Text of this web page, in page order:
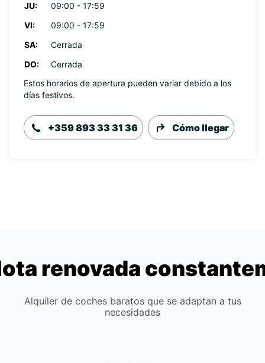
JU:
09:00 - 17:59
VI:
09:00 - 17:59
SA:
Cerrada
DO:
Cerrada
Estos horarios de apertura pueden variar debido a los
días festivos.
+359 893 33 31 36 Cómo llegar
renovada
Alquiler de coches baratos que se adaptan a tus
necesidades